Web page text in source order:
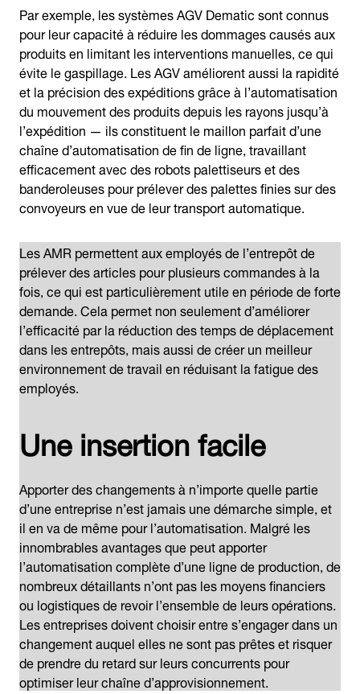
Par exemple, les systèmes AGV Dematic sont connus
pour leur capacité à réduire les dommages causés aux
produits en limitant les interventions manuelles, ce qui
évite le gaspillage. Les AGV améliorent aussi la rapidité
et la précision des expéditions grâce à l’automatisation
du mouvement des produits depuis les rayons jusqu’à
l’expédition — ils constituent le maillon parfait d’une
chaîne d’automatisation de fin de ligne, travaillant
efficacement avec des robots palettiseurs et des
banderoleuses pour prélever des palettes finies sur des
convoyeurs en vue de leur transport automatique.
Les AMR permettent aux employés de l’entrepôt de
prélever des articles pour plusieurs commandes à la
fois, ce qui est particulièrement utile en période de forte
demande. Cela permet non seulement d’améliorer
l’efficacité par la réduction des temps de déplacement
dans les entrepôts, mais aussi de créer un meilleur
environnement de travail en réduisant la fatigue des
employés.
Une insertion facile
Apporter des changements à n’importe quelle partie
d’une entreprise n’est jamais une démarche simple, et
il en va de même pour l’automatisation. Malgré les
innombrables avantages que peut apporter
l’automatisation complète d’une ligne de production, de
nombreux détaillants n’ont pas les moyens financiers
ou logistiques de revoir l’ensemble de leurs opérations.
Les entreprises doivent choisir entre s’engager dans un
changement auquel elles ne sont pas prêtes et risquer
de prendre du retard sur leurs concurrents pour
optimiser leur chaîne d’approvisionnement.